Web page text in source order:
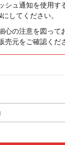
シュ通知を使用す
してください。
心の注意を図って
売元をご確認くだ